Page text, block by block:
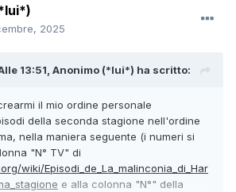
2025
13:51, Anonimo (*lui*) ha scritto:
il mio ordine personale
della seconda stagione nell'ordine
nella maniera seguente (i numeri si
"N° TV" di
wiki/Episodi_de_La_malinconia_di_Har
e alla colonna "N°" della